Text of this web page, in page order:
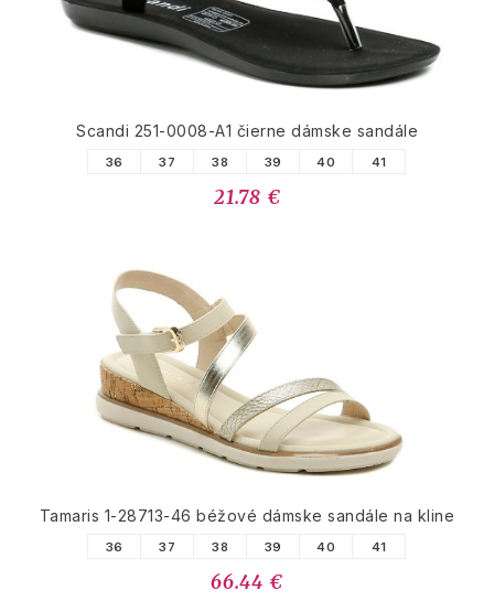
Scandi 251-0008-A1 čierne dámske sandále
36 37 38 39 40 41
21.78 €
Tamaris 1-28713-46 béžové dámske sandále na kline
36 37 38 39 40 41
66.44 €